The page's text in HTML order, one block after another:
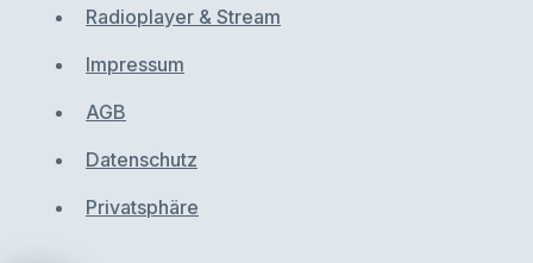
Radioplayer & Stream
Impressum
AGB
Datenschutz
Privatsphäre